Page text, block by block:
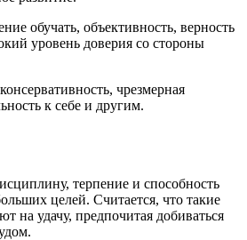
обучать, объективность, верность
уровень доверия со стороны
консервативность, чрезмерная
к себе и другим.
терпение и способность
целей. Считается, что такие
на удачу, предпочитая добиваться